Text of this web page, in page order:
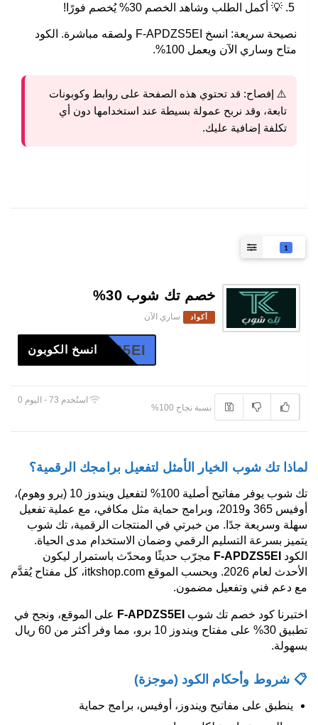
💡 أكمل الطلب وشاهد الخصم 30% يُخصم فورًا!
نصيحة سريعة: انسخ F-APDZS5EI ولصقه مباشرة. الكود
متاح وساري الآن ويعمل 100%.
⚠️ إفصاح: قد تحتوي هذه الصفحة على روابط وكوبونات
تابعة، وقد نربح عمولة بسيطة عند استخدامها دون أي
تكلفة إضافية عليك.
1
خصم تك شوب 30%
أكواد ساري الآن
APDZS5EIانسخ الكوبون
استُخدم 73 - اليوم 0
نسبة نجاح 100%
لماذا تك شوب الخيار الأمثل لتفعيل برامجك الرقمية؟
تك شوب يوفر مفاتيح أصلية 100% لتفعيل ويندوز 10 (برو وهوم)،
أوفيس 365 و2019، وبرامج حماية مثل مكافي، مع عملية تفعيل
سهلة وسريعة جدًا. من خبرتي في المنتجات الرقمية، تك شوب
يتميز بسرعة التسليم الرقمي وضمان الاستخدام مدى الحياة.
الكود F-APDZS5EI مجرّب حديثًا ومحدّث باستمرار ليكون
الأحدث لعام 2026. وبحسب الموقع itkshop.com، كل مفتاح يُقدَّم
مع دعم فني وتفعيل مضمون.
اختبرنا كود خصم تك شوب F-APDZS5EI على الموقع، ونجح في
تطبيق 30% على مفتاح ويندوز 10 برو، مما وفر أكثر من 60 ريال
بسهولة.
📋 شروط وأحكام الكود (موجزة)
ينطبق على مفاتيح ويندوز، أوفيس، برامج حماية